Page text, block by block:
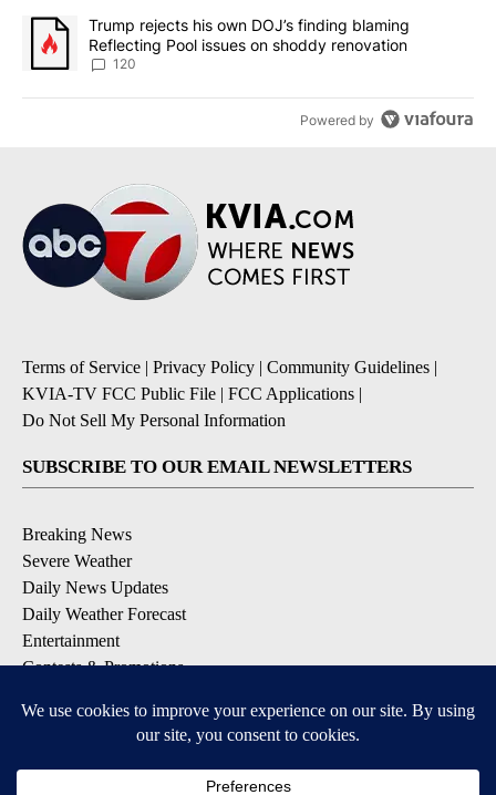
A trending article titled "Trump rejects his own DOJ’s finding
Trump rejects his own DOJ’s finding blaming
Reflecting Pool issues on shoddy renovation
120
Powered by
Terms of Service | Privacy Policy | Community Guidelines |
KVIA-TV FCC Public File | FCC Applications |
Do Not Sell My Personal Information
SUBSCRIBE TO OUR EMAIL NEWSLETTERS
Breaking News
Severe Weather
Daily News Updates
Daily Weather Forecast
Entertainment
Contests & Promotions
DOWNLOAD OUR APPS
Available for iOS and Android